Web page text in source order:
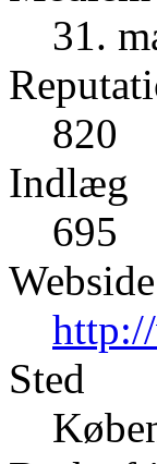
31.
820
Indlæg
695
Webside
Sted